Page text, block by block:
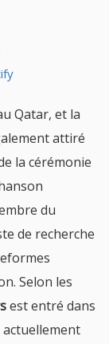
Qatar, et la
attiré
la cérémonie
du
de recherche
Selon les
est entré dans
actuellement